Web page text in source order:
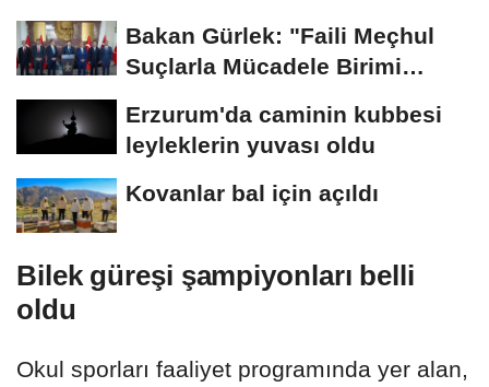
Bakan Gürlek: "Faili Meçhul
Suçlarla Mücadele Birimi
Erzurum'da caminin kubbesi
leyleklerin yuvası oldu
Kovanlar bal için açıldı
Bilek güreşi şampiyonları belli
oldu
Okul sporları faaliyet programında yer alan,